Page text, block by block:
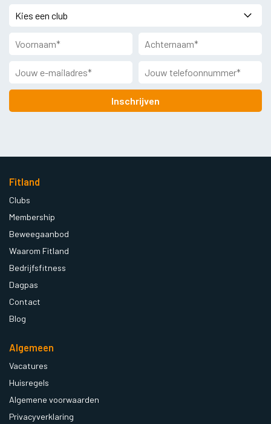
Inschrijven
Fitland
Clubs
Membership
Beweegaanbod
Waarom Fitland
Bedrijfsfitness
Dagpas
Contact
Blog
Algemeen
Vacatures
Huisregels
Algemene voorwaarden
Privacyverklaring